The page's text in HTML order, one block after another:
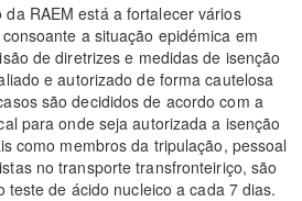
RAEM está a fortalecer vários
a situação epidémica em
de diretrizes e medidas de isenção
e autorizado de forma cautelosa
são decididos de acordo com a
para onde seja autorizada a isenção
como membros da tripulação, pessoal
no transporte transfronteiriço, são
teste de ácido nucleico a cada 7 dias.